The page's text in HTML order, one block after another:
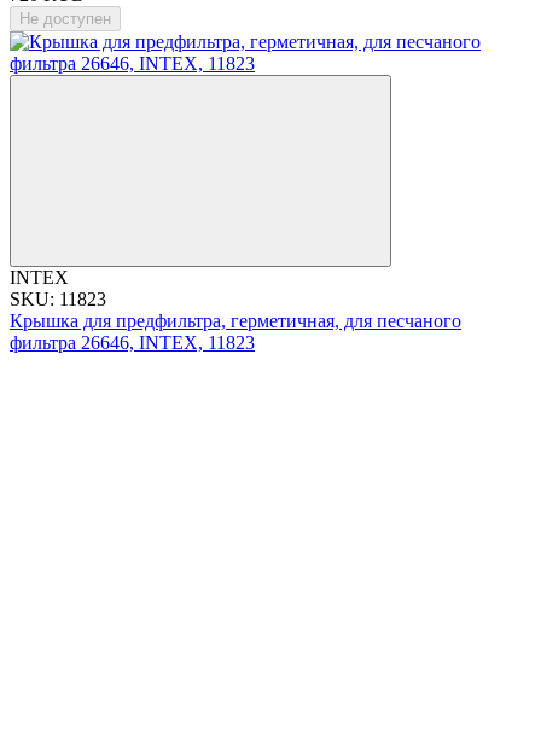
Не доступен
INTEX
SKU: 11823
Крышка для предфильтра, герметичная, для песчаного
фильтра 26646, INTEX, 11823